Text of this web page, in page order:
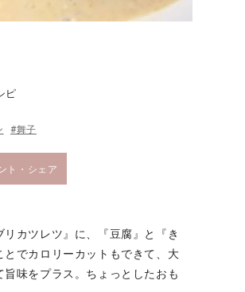
ピ
#舞子
ト・シェア
カツレツ』に、『豆腐』と『き
でカロリーカットもできて、大
味をプラス。ちょっとしたおも